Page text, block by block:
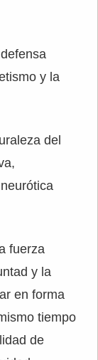
y la
del
fuerza
y la
en forma
tiempo
de